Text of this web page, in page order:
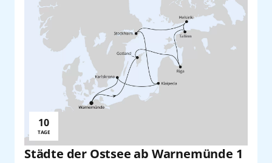
Städte der Ostsee ab Warnemünde 1
Reisedauer:
10
TAGE